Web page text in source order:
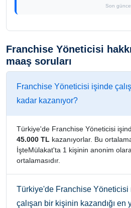
Son
Franchise Yöneticisi
maaş soruları
Franchise Yöneticisi işinde
kadar kazanıyor?
Türkiye'de Franchise Yöneticisi
45.000 TL kazanıyorlar. Bu
İşteMülakat'ta 1 kişinin anonim
ortalamasıdır.
Türkiye'de Franchise Yöneticisi
çalışan bir kişinin kazandığı en